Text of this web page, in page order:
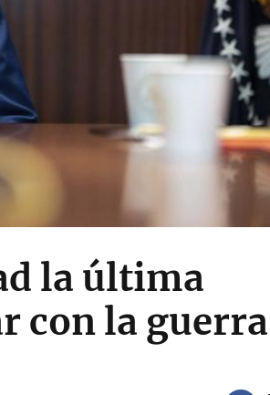
la última
con la guerra